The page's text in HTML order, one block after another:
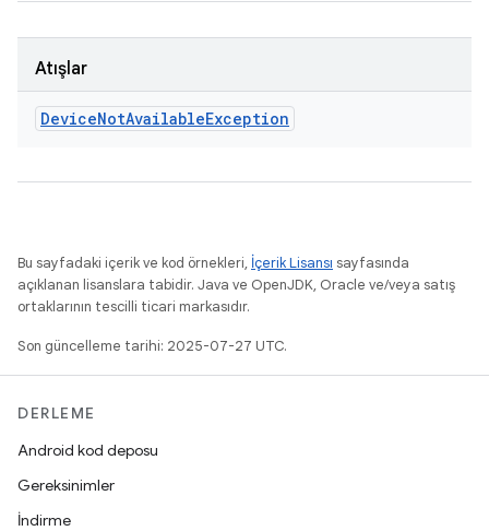
Atışlar
DeviceNotAvailableException
Bu sayfadaki içerik ve kod örnekleri, İçerik Lisansı sayfasında
açıklanan lisanslara tabidir. Java ve OpenJDK, Oracle ve/veya satış
ortaklarının tescilli ticari markasıdır.
Son güncelleme tarihi: 2025-07-27 UTC.
DERLEME
Android kod deposu
Gereksinimler
İndirme